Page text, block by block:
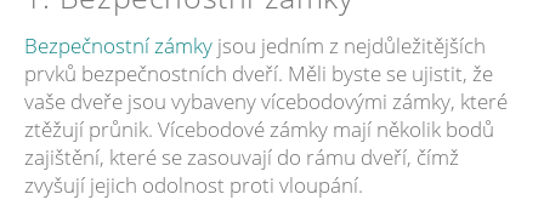
Bezpečnostní zámky jsou jedním z nejdůležitějších
prvků bezpečnostních dveří. Měli byste se ujistit, že
vaše dveře jsou vybaveny vícebodovými zámky, které
ztěžují průnik. Vícebodové zámky mají několik bodů
zajištění, které se zasouvají do rámu dveří, čímž
zvyšují jejich odolnost proti vloupání.